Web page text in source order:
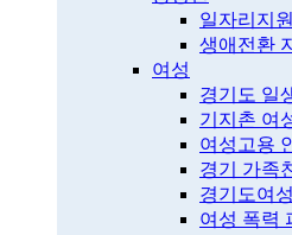
일자리지원
생애전환
여성
경기도 일
기지촌 여
여성고용
경기 가족
경기도여
여성 폭력